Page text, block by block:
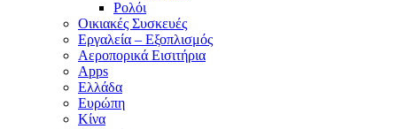
Ρολόι
Οικιακές Συσκευές
Εργαλεία – Εξοπλισμός
Αεροπορικά Εισιτήρια
Apps
Ελλάδα
Ευρώπη
Κίνα